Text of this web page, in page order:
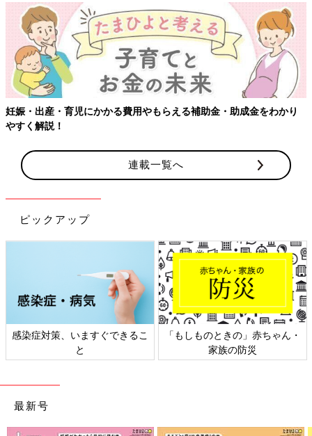
妊娠・出産・育児にかかる費用やもらえる補助金・助成金をわかり
やすく解説！
連載一覧へ
ピックアップ
感染症対策、いますぐできるこ
と
「もしものときの」赤ちゃん・
家族の防災
最新号